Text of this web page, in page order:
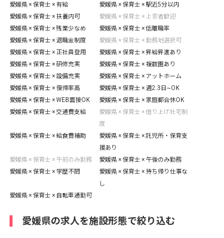
愛媛県 × 保育士 × 有給
愛媛県 × 保育士 × 駅近5分以内
愛媛県 × 保育士 × 扶養内可
愛媛県 × 保育士 × 上京者歓迎
愛媛県 × 保育士 × 残業少なめ
愛媛県 × 保育士 × 低離職率
愛媛県 × 保育士 × 退職金制度
愛媛県 × 保育士 × 勤務地選択可
愛媛県 × 保育士 × 正社員登用
愛媛県 × 保育士 × 昇給昇進あり
愛媛県 × 保育士 × 研修充実
愛媛県 × 保育士 × 複数園あり
愛媛県 × 保育士 × 設備充実
愛媛県 × 保育士 × アットホーム
愛媛県 × 保育士 × 復帰率高
愛媛県 × 保育士 × 週2.3日~OK
愛媛県 × 保育士 × WEB面接OK
愛媛県 × 保育士 × 家庭都合休OK
愛媛県 × 保育士 × 交通費支給
愛媛県 × 保育士 × 借り上げ社宅制
度
愛媛県 × 保育士 × 給食費補助
愛媛県 × 保育士 × 託児所・保育支
援あり
愛媛県 × 保育士 × 午前のみ勤務
愛媛県 × 保育士 × 午後のみ勤務
愛媛県 × 保育士 × 学歴不問
愛媛県 × 保育士 × 持ち帰り仕事な
し
愛媛県 × 保育士 × 自転車通勤可
愛媛県の求人を施設形態で絞り込む